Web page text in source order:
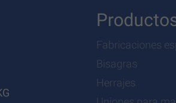
Fabricaciones
Bisagras
Herrajes